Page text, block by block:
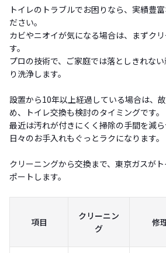
トイレのトラブルでお困りなら、実績豊
ださい。
カビやニオイが気になる場合は、まずク
す。
プロの技術で、ご家庭では落としきれな
り洗浄します。
設置から10年以上経過している場合は、
め、トイレ交換も検討のタイミングです。
最近は汚れが付きにくく掃除の手間を減ら
日々のお手入れもぐっとラクになります。
クリーニングから交換まで、東京ガスが
ポートします。
項目
クリーニン
グ
修